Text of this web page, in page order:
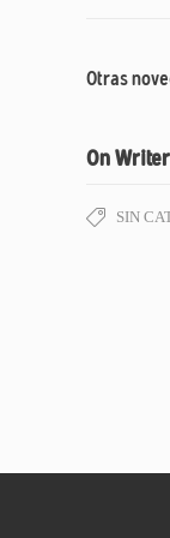
Otras
On
SIN